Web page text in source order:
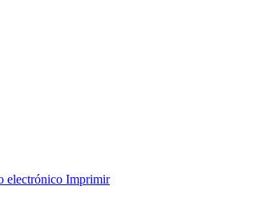
electrónico Imprimir